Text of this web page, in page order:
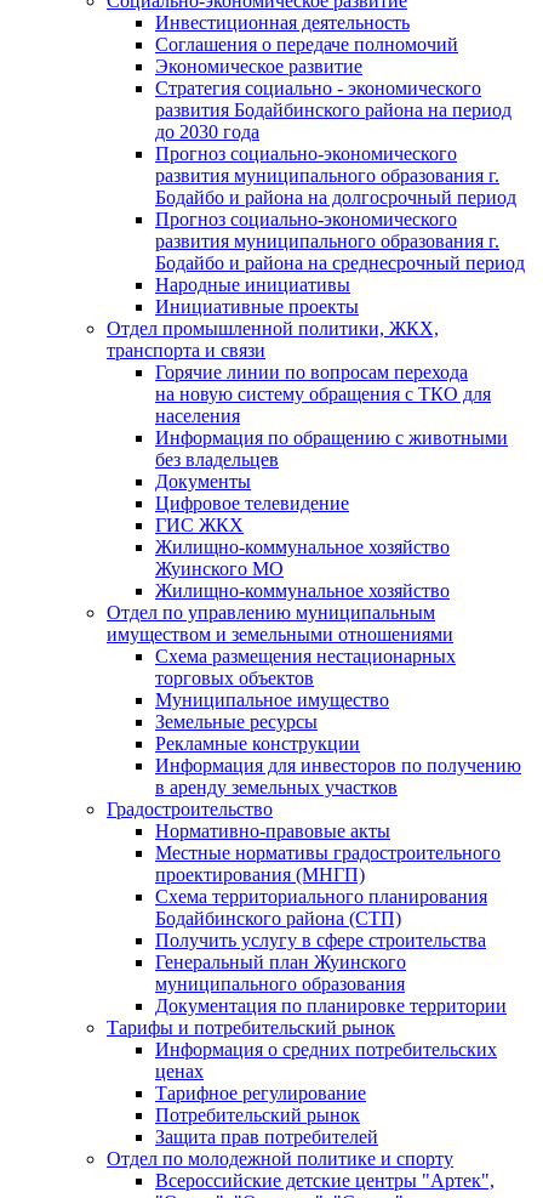
Инвестиционная деятельность
Соглашения о передаче полномочий
Экономическое развитие
Стратегия социально - экономического
развития Бодайбинского района на период
до 2030 года
Прогноз социально-экономического
развития муниципального образования г.
Бодайбо и района на долгосрочный период
Прогноз социально-экономического
развития муниципального образования г.
Бодайбо и района на среднесрочный период
Народные инициативы
Инициативные проекты
Отдел промышленной политики, ЖКХ,
транспорта и связи
Горячие линии по вопросам перехода
на новую систему обращения с ТКО для
населения
Информация по обращению с животными
без владельцев
Документы
Цифровое телевидение
ГИС ЖКХ
Жилищно-коммунальное хозяйство
Жуинского МО
Жилищно-коммунальное хозяйство
Отдел по управлению муниципальным
имуществом и земельными отношениями
Схема размещения нестационарных
торговых объектов
Муниципальное имущество
Земельные ресурсы
Рекламные конструкции
Информация для инвесторов по получению
в аренду земельных участков
Градостроительство
Нормативно-правовые акты
Местные нормативы градостроительного
проектирования (МНГП)
Схема территориального планирования
Бодайбинского района (СТП)
Получить услугу в сфере строительства
Генеральный план Жуинского
муниципального образования
Документация по планировке территории
Тарифы и потребительский рынок
Информация о средних потребительских
ценах
Тарифное регулирование
Потребительский рынок
Защита прав потребителей
Отдел по молодежной политике и спорту
Всероссийские детские центры "Артек",